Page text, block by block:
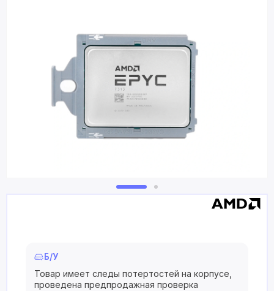
Б/У
Товар имеет следы потертостей на корпусе,
проведена предпродажная проверка